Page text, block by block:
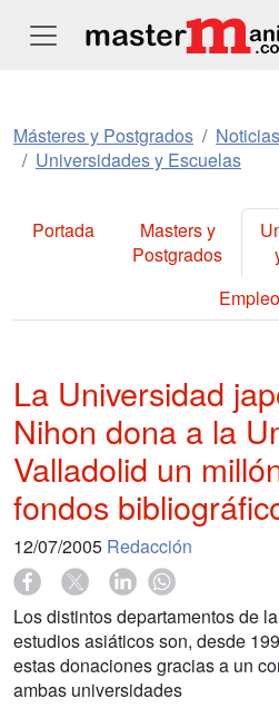
Másteres y Postgrados
Noticias
Universidades y Escuelas
Portada
Masters y
Postgrados
Empleo
La Universidad
Nihon dona a la
Valladolid un
fondos
12/07/2005 Redacción
Los distintos departamentos de
estudios asiáticos son, desde
estas donaciones gracias a un
ambas universidades